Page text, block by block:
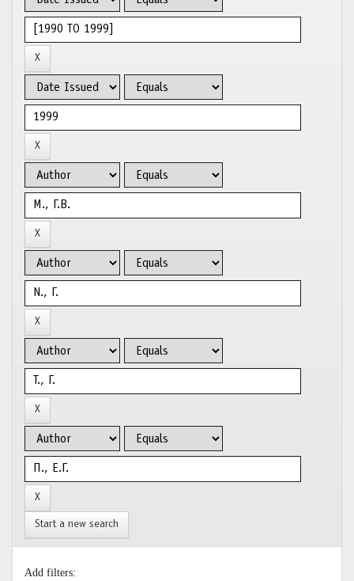
Start a new search
Add filters: